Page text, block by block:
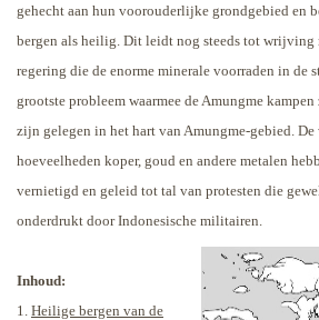
gehecht aan hun voorouderlijke grondgebied en
bergen als heilig. Dit leidt nog steeds tot wrijving
regering die de enorme minerale voorraden in de
grootste probleem waarmee de Amungme
zijn gelegen in het hart van Amungme-gebied.
hoeveelheden koper, goud en andere metalen
vernietigd en geleid tot tal van protesten die
onderdrukt door Indonesische militairen.
Inhoud:
1. Heilige bergen van de